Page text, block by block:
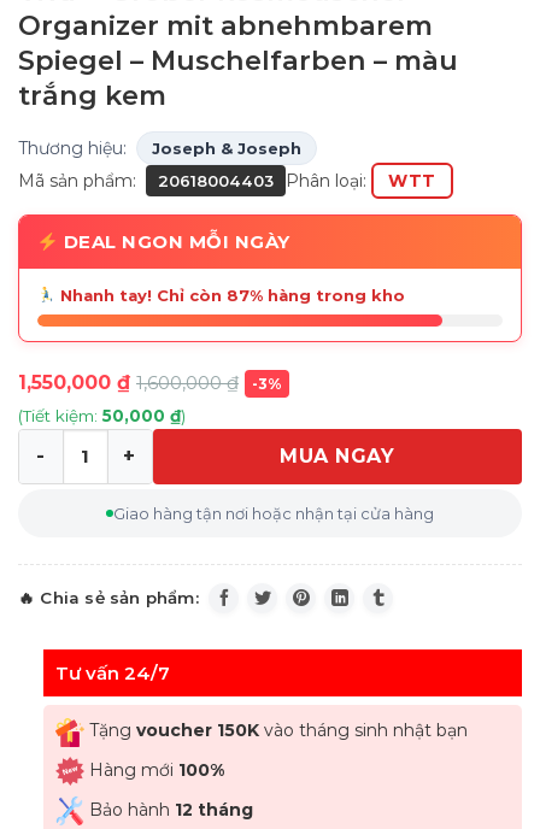
Organizer mit abnehmbarem
Spiegel – Muschelfarben – màu
trắng kem
Thương hiệu: Joseph & Joseph
Mã sản phẩm: 20618004403 Phân loại: WTT
DEAL NGON MỖI NGÀY
Nhanh tay! Chỉ còn 87% hàng trong kho
1,550,000 ₫ 1,600,000₫ -3%
(Tiết kiệm:50,000 ₫)
Hộp chữ nhật đựng đồ trang điểm kèm gương
MUA NGAY
Giao hàng tận nơi hoặc nhận tại cửa hàng
Tư vấn 24/7
Tặng voucher 150Kvào tháng sinh nhật bạn
Hàng mới 100%
Bảo hành 12 tháng